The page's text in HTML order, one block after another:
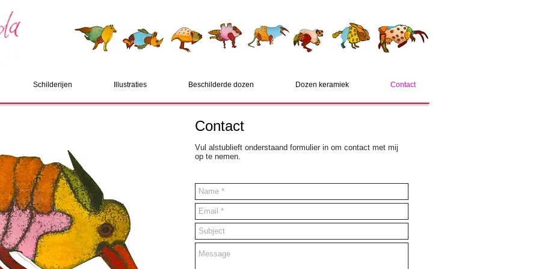
Schilderijen Illustraties Beschilderde dozen Dozen keramiek Contact
Contact
Vul alstublieft onderstaand formulier in om contact met mij
op te nemen.